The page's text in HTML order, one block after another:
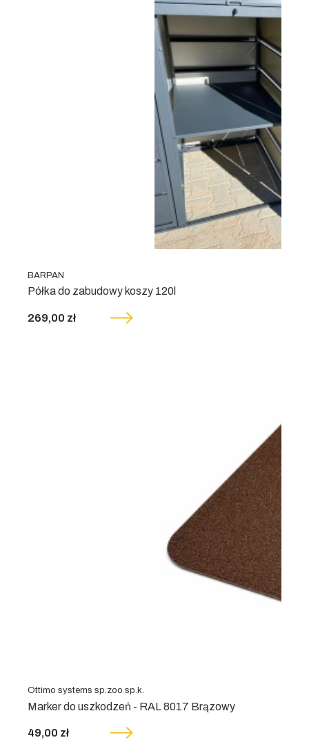
Półka do zabudowy koszy 120l
BARPAN
269,00 zł
Marker do uszkodzeń - RAL 8017 Brązowy
Ottimo systems sp.zoo sp.k.
49,00 zł